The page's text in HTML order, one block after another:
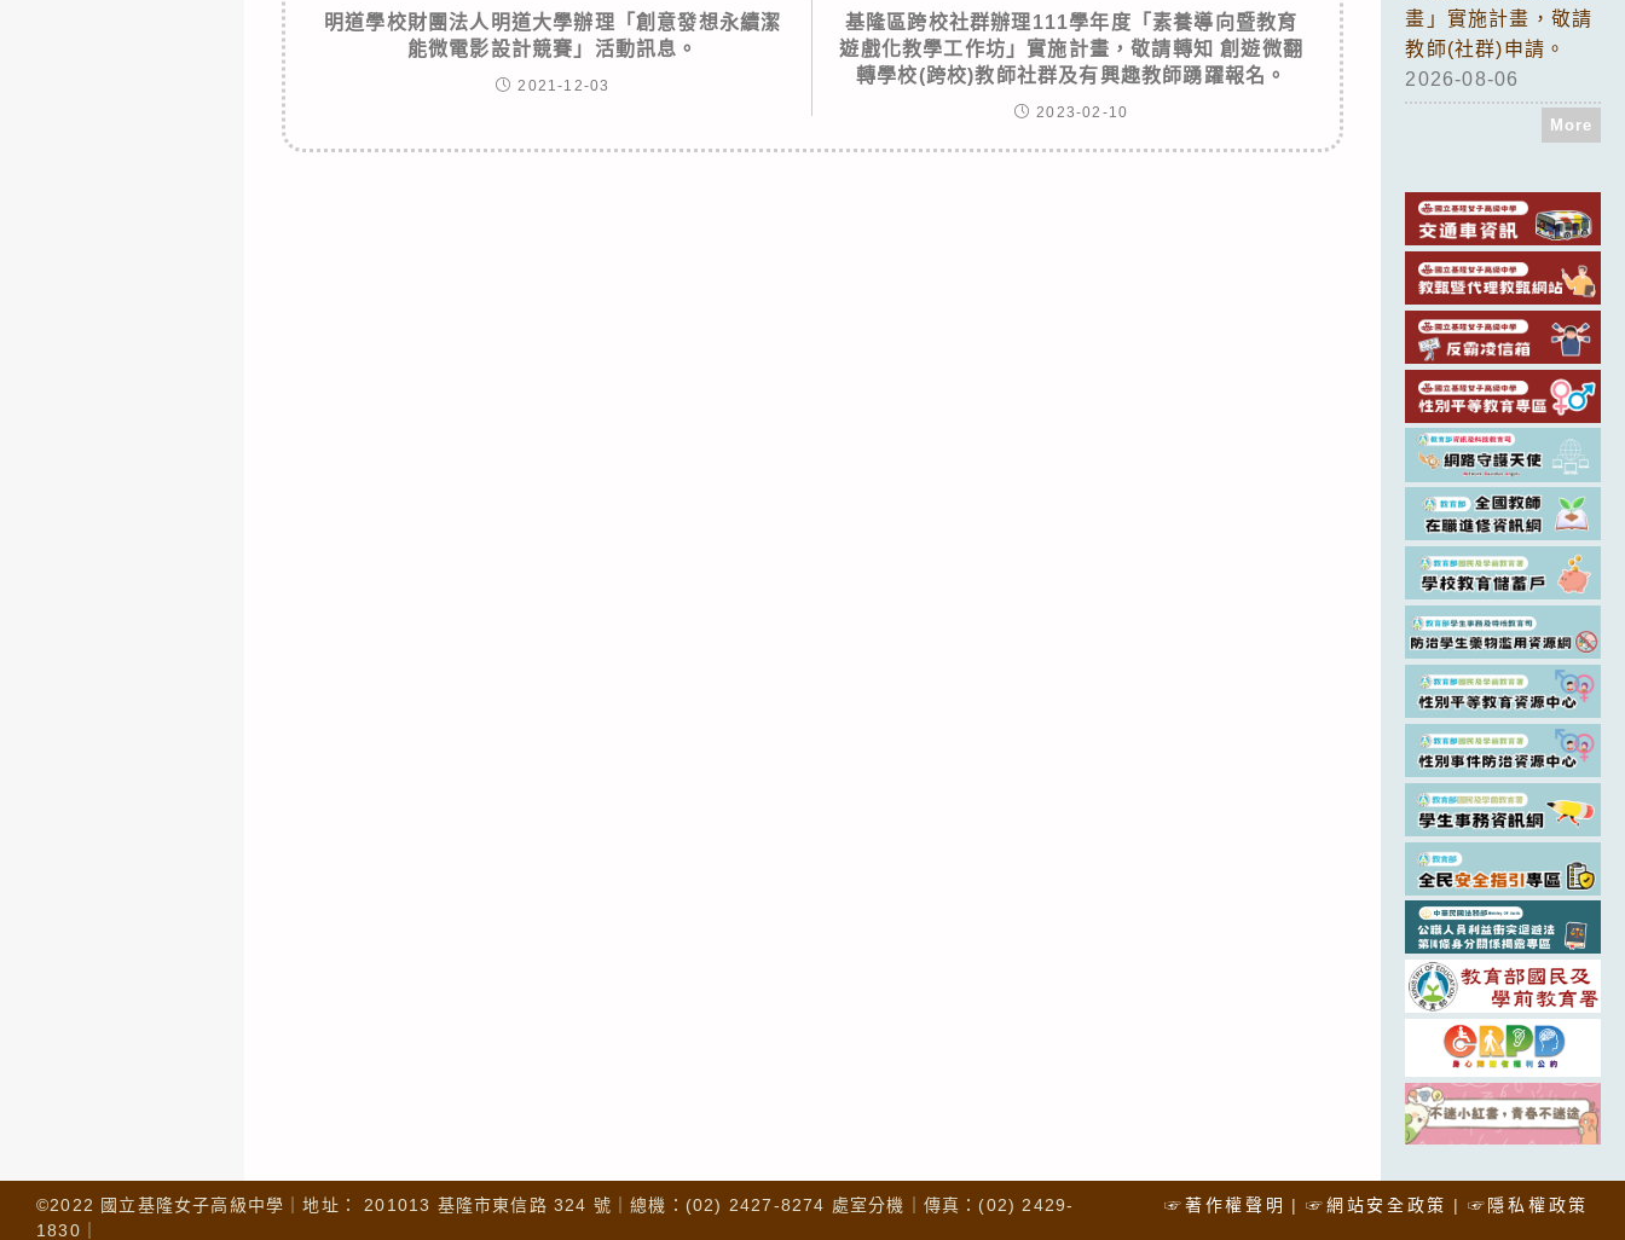
明道學校財團法人明道大學辦理「創意發想永續潔
能微電影設計競賽」活動訊息。
2021-12-03
基隆區跨校社群辦理111學年度「素養導向暨教育
遊戲化教學工作坊」實施計畫，敬請轉知 創遊微翻
轉學校(跨校)教師社群及有興趣教師踴躍報名。
2023-02-10
畫」實施計畫，敬請
教師(社群)申請。
2026-08-06
More
☞著作權聲明 ☞網站安全政策 ☞隱私權政策
©2022 國立基隆女子高級中學｜地址： 201013 基隆市東信路 324 號｜總機：(02) 2427-8274 處室分機｜傳真：(02) 2429-
1830｜